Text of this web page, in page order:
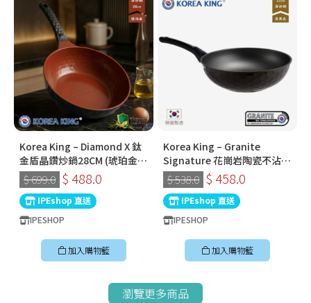
Korea King – Diamond X 鈦
金盾晶鑽炒鍋28CM (琥珀金) |
韓國製易潔鑊 (連蓋)
$ 699.0 $ 488.0
IPEshop 直送
IPESHOP
加入購物籃
Korea King – Granite
Signature 花崗岩陶瓷不沾鍋
〡32cm深炒鍋 〡經典炭黑色
〡韓國製易潔鑊
$ 538.0 $ 458.0
IPEshop 直送
IPESHOP
加入購物籃
瀏覽更多商品